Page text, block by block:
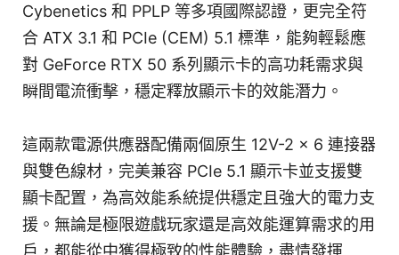
Cybenetics 和 PPLP 等多項國際認證，更完全符
合 ATX 3.1 和 PCIe (CEM) 5.1 標準，能夠輕鬆應
對 GeForce RTX 50 系列顯示卡的高功耗需求與
瞬間電流衝擊，穩定釋放顯示卡的效能潛力。
這兩款電源供應器配備兩個原生 12V-2 x 6 連接器
與雙色線材，完美兼容 PCIe 5.1 顯示卡並支援雙
顯卡配置，為高效能系統提供穩定且強大的電力支
援。無論是極限遊戲玩家還是高效能運算需求的用
戶，都能從中獲得極致的性能體驗，盡情發揮